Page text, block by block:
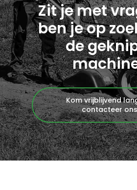
Zit je met
ben je op
de
Kom vrijblijvend
contacteer ons